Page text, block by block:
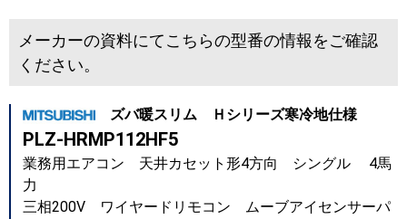
メーカーの資料にてこちらの型番の情報をご確認
ください。
ズバ暖スリム Ｈシリーズ寒冷地仕様
PLZ-HRMP112HF5
業務用エアコン 天井カセット形4方向 シングル 4馬
力
三相200V ワイヤードリモコン ムーブアイセンサーパ